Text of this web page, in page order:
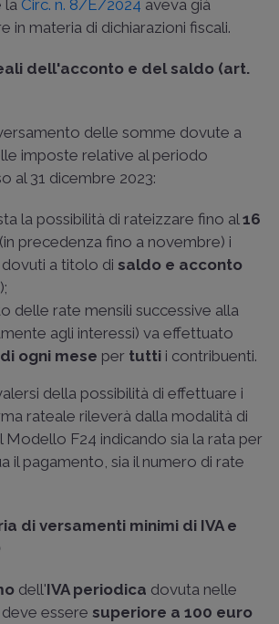
la Circ. n. 8/E/2024 aveva già
in materia di dichiarazioni fiscali.
dell'acconto e del saldo (art.
delle somme dovute a
imposte relative al periodo
al 31 dicembre 2023:
la possibilità di rateizzare fino al 16
(in precedenza fino a novembre) i
a titolo di saldo e acconto
delle rate mensili successive alla
agli interessi) va effettuato
ogni mese per tutti i contribuenti.
della possibilità di effettuare i
rateale rileverà dalla modalità di
Modello F24 indicando sia la rata per
il pagamento, sia il numero di rate
di versamenti minimi di IVA e
dell'IVA periodica dovuta nelle
essere superiore a 100 euro